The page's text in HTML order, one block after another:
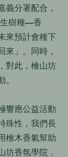
義分署配合，
樹種—香
來預計會種下
來」。同時，
對此，檜山坊
響應公益活動
殊性，我們長
檜木香氣幫助
坊香氛學院，